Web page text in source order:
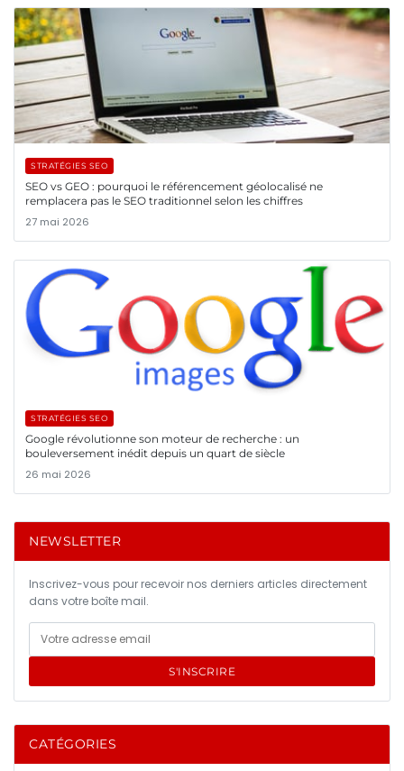
STRATÉGIES SEO
SEO vs GEO : pourquoi le référencement géolocalisé ne
remplacera pas le SEO traditionnel selon les chiffres
27 mai 2026
STRATÉGIES SEO
Google révolutionne son moteur de recherche : un
bouleversement inédit depuis un quart de siècle
26 mai 2026
NEWSLETTER
Inscrivez-vous pour recevoir nos derniers articles directement
dans votre boîte mail.
S'INSCRIRE
CATÉGORIES